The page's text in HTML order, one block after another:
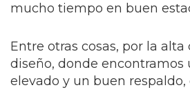
mucho tiempo en buen
Entre otras cosas, por la alta
diseño, donde encontramos
elevado y un buen